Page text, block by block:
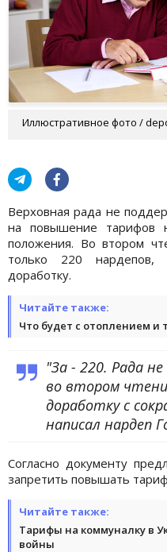
Иллюстративное фото /
Верховная рада не
на повышение тарифов
положения. Во втором
только 220 нардепов,
доработку.
Читайте также:
Что будет с отоплением и
"За - 220. Рада
во втором
доработку с
написал нардеп
Согласно документу
запретить повышать
Читайте также:
Тарифы на коммуналку в
войны